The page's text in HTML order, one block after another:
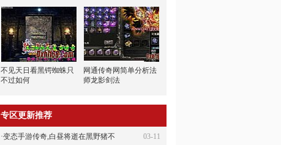
不见天日看黑锷蜘蛛只
不过如何
网通传奇网简单分析法
师龙影剑法
专区更新推荐
03-11
·变态手游传奇,白昼将逝在黑野猪不